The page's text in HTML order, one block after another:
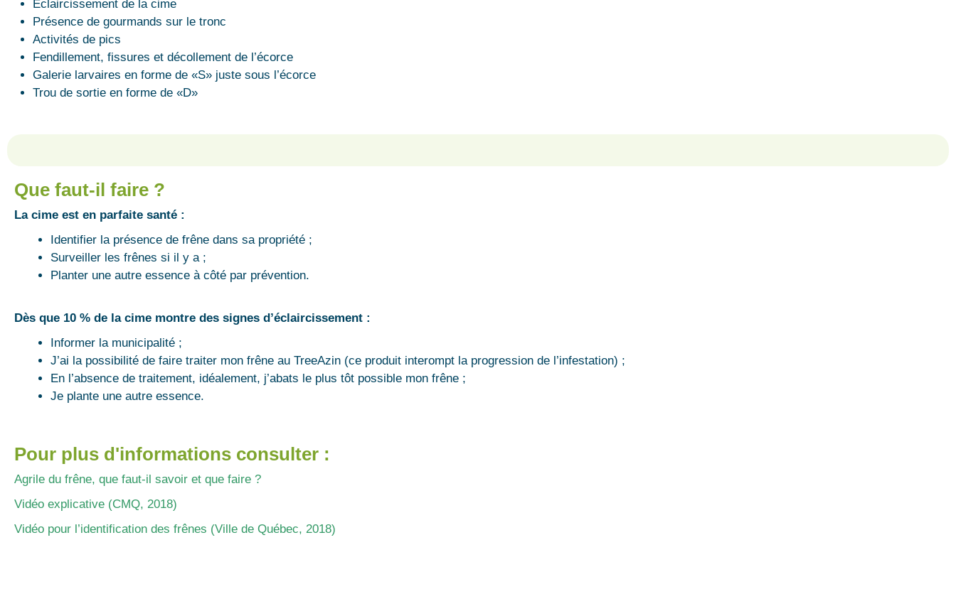
Éclaircissement de la cime
Présence de gourmands sur le tronc
Activités de pics
Fendillement, fissures et décollement de l’écorce
Galerie larvaires en forme de «S» juste sous l’écorce
Trou de sortie en forme de «D»
Que faut-il faire ?
La cime est en parfaite santé :
Identifier la présence de frêne dans sa propriété ;
Surveiller les frênes si il y a ;
Planter une autre essence à côté par prévention.
Dès que 10 % de la cime montre des signes d’éclaircissement :
Informer la municipalité ;
J’ai la possibilité de faire traiter mon frêne au TreeAzin (ce produit interompt la progression de l’infestation) ;
En l’absence de traitement, idéalement, j’abats le plus tôt possible mon frêne ;
Je plante une autre essence.
Pour plus d'informations consulter :
Agrile du frêne, que faut-il savoir et que faire ?
Vidéo explicative (CMQ, 2018)
Vidéo pour l’identification des frênes (Ville de Québec, 2018)